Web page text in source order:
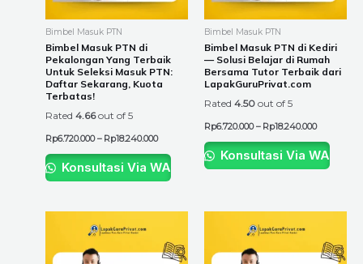
Bimbel Masuk PTN
Bimbel Masuk PTN di
Pekalongan Yang Terbaik
Untuk Seleksi Masuk PTN:
Daftar Sekarang, Kuota
Terbatas!
Rated 4.66out of 5
Rp6.720.000 – Rp18.240.000
on
the
Konsultasi Via WA
Bimbel Masuk PTN
Bimbel Masuk PTN di Kediri
— Solusi Belajar di Rumah
Bersama Tutor Terbaik dari
LapakGuruPrivat.com
Rated 4.50 out of 5
Rp6.720.000 – Rp18.240.000
may
chosen
on
Konsultasi Via WA
through
Rp18.240.000
has
through
has